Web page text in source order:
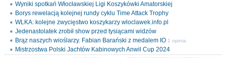
Wyniki spotkań Włocławskiej Ligi Koszykówki Amatorskiej
Borys rewelacją kolejnej rundy cyklu Time Attack Trophy
WLKA: kolejne zwycięstwo koszykarzy wloclawek.info.pl
Jedenastolatek zrobił show przed tysiącami widzów
Brąz naszych wioślarzy. Fabian Barański z medalem IO 1 opinia
Mistrzostwa Polski Jachtów Kabinowych Anwil Cup 2024